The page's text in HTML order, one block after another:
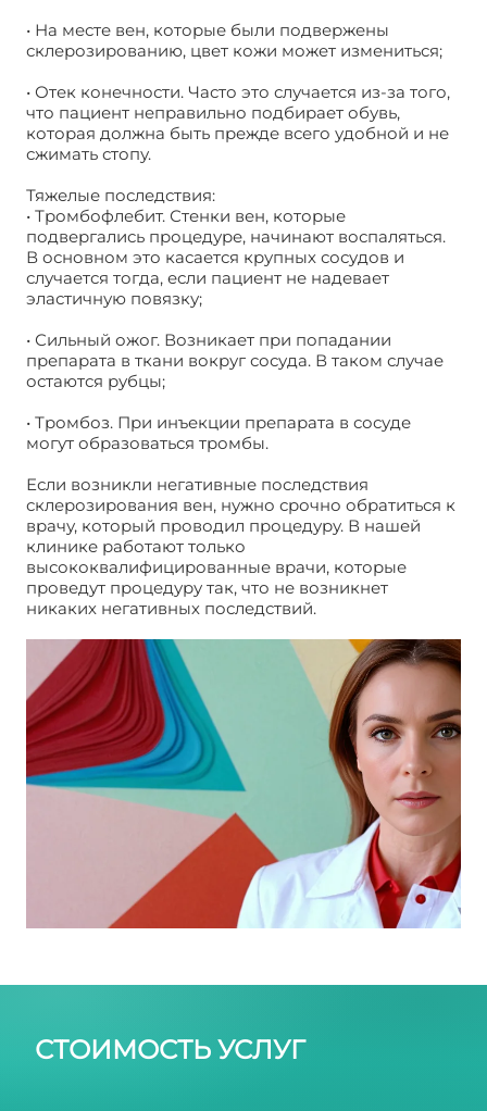
• На месте вен, которые были подвержены
склерозированию, цвет кожи может измениться;
• Отек конечности. Часто это случается из-за того,
что пациент неправильно подбирает обувь,
которая должна быть прежде всего удобной и не
сжимать стопу.
Тяжелые последствия:
• Тромбофлебит. Стенки вен, которые
подвергались процедуре, начинают воспаляться.
В основном это касается крупных сосудов и
случается тогда, если пациент не надевает
эластичную повязку;
• Сильный ожог. Возникает при попадании
препарата в ткани вокруг сосуда. В таком случае
остаются рубцы;
• Тромбоз. При инъекции препарата в сосуде
могут образоваться тромбы.
Если возникли негативные последствия
склерозирования вен, нужно срочно обратиться к
врачу, который проводил процедуру. В нашей
клинике работают только
высококвалифицированные врачи, которые
проведут процедуру так, что не возникнет
никаких негативных последствий.
СТОИМОСТЬ УСЛУГ